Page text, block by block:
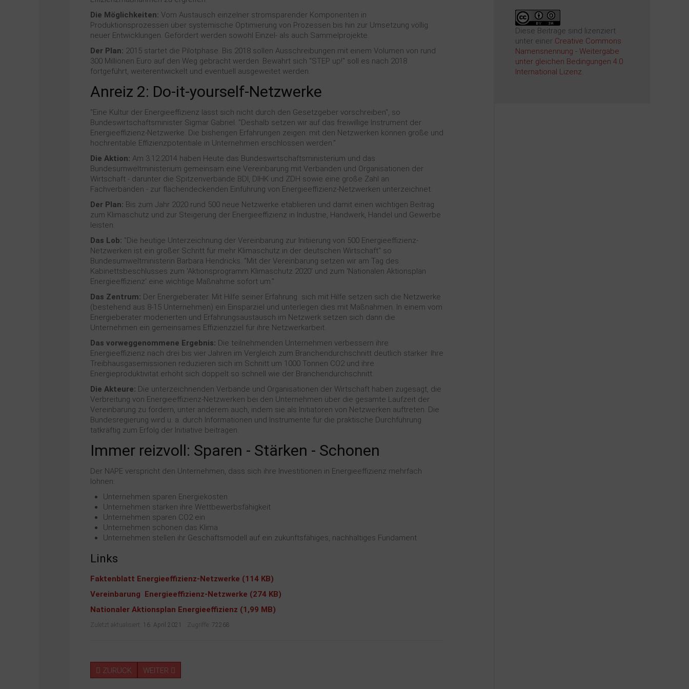
Die Möglichkeiten: Vom Austausch einzelner stromsparender Komponenten in
Produktionsprozessen über systemische Optimierung von Prozessen bis hin zur Umsetzung völlig
neuer Entwicklungen. Gefördert werden sowohl Einzel- als auch Sammelprojekte.
Der Plan: 2015 startet die Pilotphase. Bis 2018 sollen Ausschreibungen mit einem Volumen von rund
300 Millionen Euro auf den Weg gebracht werden. Bewährt sich "STEP up!" soll es nach 2018
fortgeführt, weiterentwickelt und eventuell ausgeweitet werden.
Anreiz 2: Do-it-yourself-Netzwerke
"Eine Kultur der Energieeffizienz lässt sich nicht durch den Gesetzgeber vorschreiben", so
Bundeswirtschaftsminister Sigmar Gabriel. "Deshalb setzen wir auf das freiwillige Instrument der
Energieeffizienz-Netzwerke. Die bisherigen Erfahrungen zeigen: mit den Netzwerken können große und
hochrentable Effizienzpotentiale in Unternehmen erschlossen werden."
Die Aktion: Am 3.12.2014 haben Heute das Bundeswirtschaftsministerium und das
Bundesumweltministerium gemeinsam eine Vereinbarung mit Verbänden und Organisationen der
Wirtschaft - darunter die Spitzenverbände BDI, DIHK und ZDH sowie eine große Zahl an
Fachverbänden - zur flächendeckenden Einführung von Energieeffizienz-Netzwerken unterzeichnet.
Der Plan: Bis zum Jahr 2020 rund 500 neue Netzwerke etablieren und damit einen wichtigen Beitrag
zum Klimaschutz und zur Steigerung der Energieeffizienz in Industrie, Handwerk, Handel und Gewerbe
leisten.
Das Lob: "Die heutige Unterzeichnung der Vereinbarung zur Initiierung von 500 Energieeffizienz-
Netzwerken ist ein großer Schritt für mehr Klimaschutz in der deutschen Wirtschaft" so
Bundesumweltministerin Barbara Hendricks. "Mit der Vereinbarung setzen wir am Tag des
Kabinettsbeschlusses zum 'Aktionsprogramm Klimaschutz 2020' und zum 'Nationalen Aktionsplan
Energieeffizienz' eine wichtige Maßnahme sofort um."
Das Zentrum: Der Energieberater. Mit Hilfe seiner Erfahrung sich mit Hilfe setzen sich die Netzwerke
(bestehend aus 8-15 Unternehmen) ein Einsparziel und unterlegen dies mit Maßnahmen. In einem vom
Energieberater moderierten und Erfahrungsaustausch im Netzwerk setzen sich dann die
Unternehmen ein gemeinsames Effizienzziel für ihre Netzwerkarbeit.
Das vorweggenommene Ergebnis: Die teilnehmenden Unternehmen verbessern ihre
Energieeffizienz nach drei bis vier Jahren im Vergleich zum Branchendurchschnitt deutlich stärker. Ihre
Treibhausgasemissionen reduzieren sich im Schnitt um 1000 Tonnen CO2 und ihre
Energieproduktivität erhöht sich doppelt so schnell wie der Branchendurchschnitt.
Die Akteure: Die unterzeichnenden Verbände und Organisationen der Wirtschaft haben zugesagt, die
Verbreitung von Energieeffizienz-Netzwerken bei den Unternehmen über die gesamte Laufzeit der
Vereinbarung zu fördern, unter anderem auch, indem sie als Initiatoren von Netzwerken auftreten. Die
Bundesregierung wird u. a. durch Informationen und Instrumente für die praktische Durchführung
tatkräftig zum Erfolg der Initiative beitragen.
Immer reizvoll: Sparen - Stärken - Schonen
Der NAPE verspricht den Unternehmen, dass sich ihre Investitionen in Energieeffizienz mehrfach
lohnen:
Unternehmen sparen Energiekosten
Unternehmen stärken ihre Wettbewerbsfähigkeit
Unternehmen sparen CO2 ein
Unternehmen schonen das Klima
Unternehmen stellen ihr Geschäftsmodell auf ein zukunftsfähiges, nachhaltiges Fundament
Links
Faktenblatt Energieeffizienz-Netzwerke (114 KB)
Vereinbarung Energieeffizienz-Netzwerke (274 KB)
Nationaler Aktionsplan Energieeffizienz (1,99 MB)
Zuletzt aktualisiert: 16. April 2021 Zugriffe: 72268
ZURÜCK WEITER
Diese Beiträge sind lizenziert
unter einer Creative Commons
Namensnennung - Weitergabe
unter gleichen Bedingungen 4.0
International Lizenz